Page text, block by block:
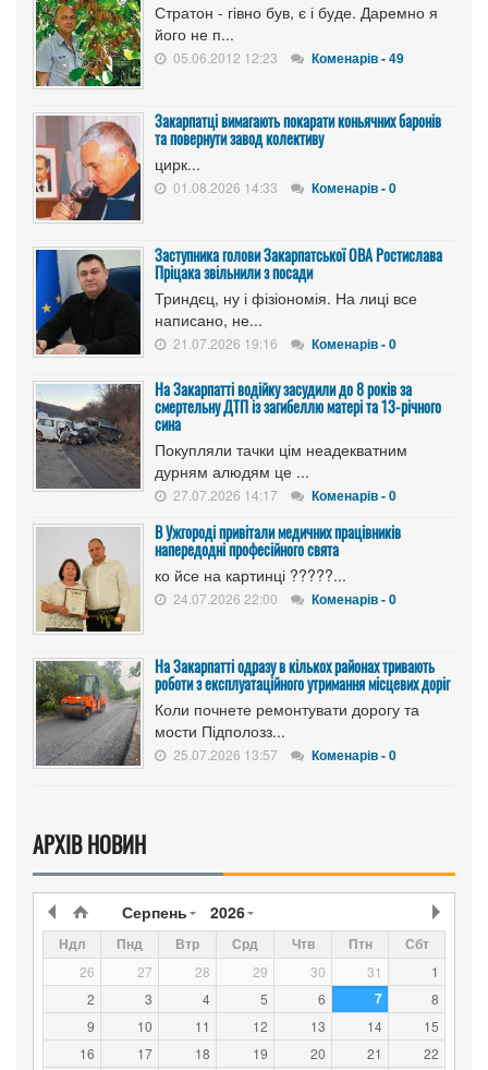
Стратон - гівно був, є і буде. Даремно я
його не п...
05.06.2012 12:23 Коменарів - 49
Закарпатці вимагають покарати коньячних баронів
та повернути завод колективу
цирк...
01.08.2026 14:33 Коменарів - 0
Заступника голови Закарпатської ОВА Ростислава
Пріцака звільнили з посади
Триндєц, ну і фізіономія. На лиці все
написано, не...
21.07.2026 19:16 Коменарів - 0
На Закарпатті водійку засудили до 8 років за
смертельну ДТП із загибеллю матері та 13-річного
сина
Покупляли тачки цім неадекватним
дурням алюдям це ...
27.07.2026 14:17 Коменарів - 0
В Ужгороді привітали медичних працівників
напередодні професійного свята
ко йсе на картинці ?????...
24.07.2026 22:00 Коменарів - 0
На Закарпатті одразу в кількох районах тривають
роботи з експлуатаційного утримання місцевих доріг
Коли почнете ремонтувати дорогу та
мости Підполозз...
25.07.2026 13:57 Коменарів - 0
АРХІВ НОВИН
Серпень 2026
Ндл Пнд Втр Срд Чтв Птн Сбт
26 27 28 29 30 31
1
2
3 4 5 6 7
8
9
10 11 12 13 14
15
16
17 18 19 20 21
22